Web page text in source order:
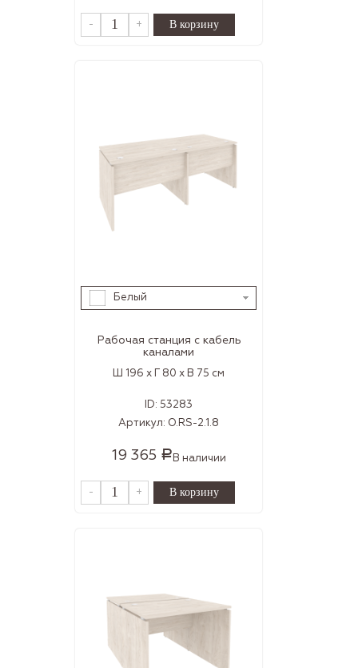
- +
Белый
Рабочая станция с кабель
каналами
Ш 196 x Г 80 x В 75 см
ID: 53283
Артикул: O.RS-2.1.8
19 365 Р В наличии
- +